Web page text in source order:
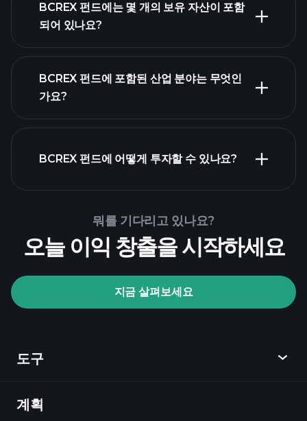
산
보유
BCREX 펀드에는 몇 개의 보유 자산이 포함
되어 있나요?
BCREX 펀드
보유 종목
BCREX 펀드에 포함된 산업 분야는 무엇인
가요?
BCREX 펀드에 어떻게 투자할 수 있나요?
추천 브로커
뭐를 기다리고 있나요?
오늘 이익 창출을 시작하세요
지금 살펴보세요
도구
발견
계획